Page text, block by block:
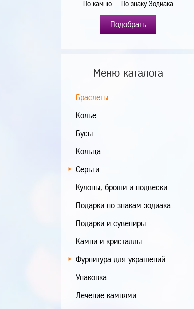
По камню По знаку Зодиака
Подобрать
Меню каталога
Браслеты
Колье
Бусы
Кольца
Серьги
Кулоны, броши и подвески
Подарки по знакам зодиака
Подарки и сувениры
Камни и кристаллы
Фурнитура для украшений
Упаковка
Лечение камнями